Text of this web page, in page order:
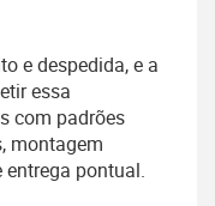
e despedida, e a
essa
com padrões
montagem
pontual.